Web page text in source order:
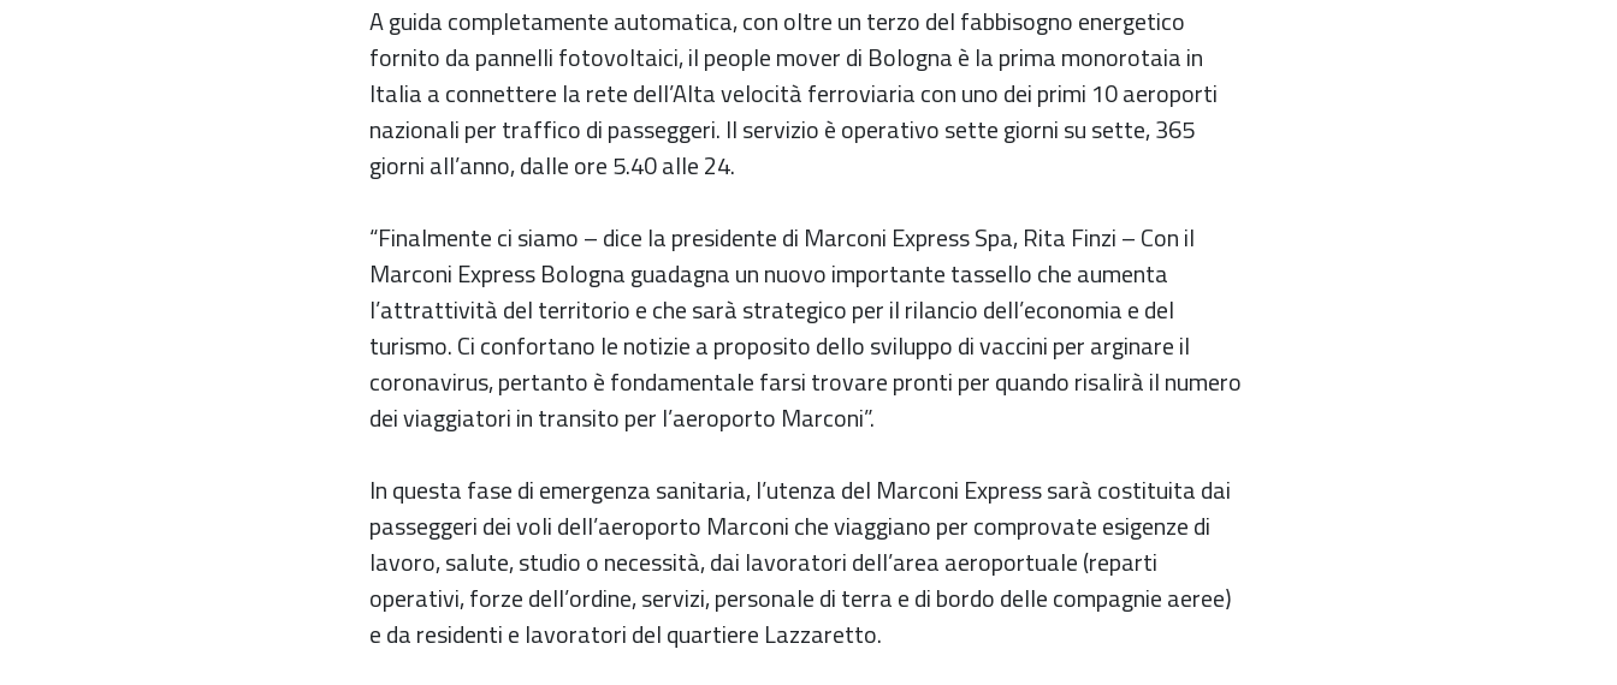
A guida completamente automatica, con oltre un terzo del fabbisogno energetico
fornito da pannelli fotovoltaici, il people mover di Bologna è la prima monorotaia in
Italia a connettere la rete dell’Alta velocità ferroviaria con uno dei primi 10 aeroporti
nazionali per traffico di passeggeri. Il servizio è operativo sette giorni su sette, 365
giorni all’anno, dalle ore 5.40 alle 24.
“Finalmente ci siamo – dice la presidente di Marconi Express Spa, Rita Finzi – Con il
Marconi Express Bologna guadagna un nuovo importante tassello che aumenta
l’attrattività del territorio e che sarà strategico per il rilancio dell’economia e del
turismo. Ci confortano le notizie a proposito dello sviluppo di vaccini per arginare il
coronavirus, pertanto è fondamentale farsi trovare pronti per quando risalirà il numero
dei viaggiatori in transito per l’aeroporto Marconi”.
In questa fase di emergenza sanitaria, l’utenza del Marconi Express sarà costituita dai
passeggeri dei voli dell’aeroporto Marconi che viaggiano per comprovate esigenze di
lavoro, salute, studio o necessità, dai lavoratori dell’area aeroportuale (reparti
operativi, forze dell’ordine, servizi, personale di terra e di bordo delle compagnie aeree)
e da residenti e lavoratori del quartiere Lazzaretto.